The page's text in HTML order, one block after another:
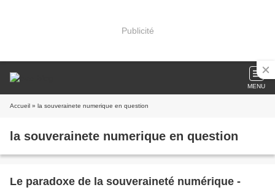
Publicité
MENU
Accueil » la souverainete numerique en question
la souverainete numerique en question
Le paradoxe de la souveraineté numérique -